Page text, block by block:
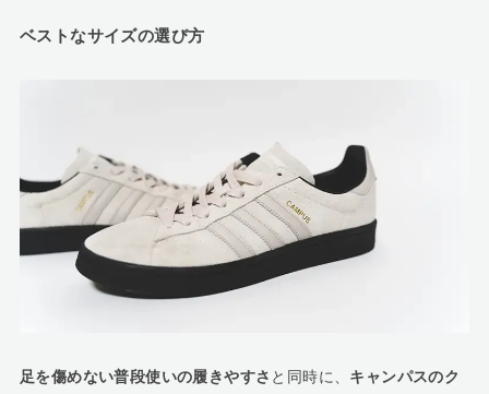
ベストなサイズの選び方
足を傷めない普段使いの履きやすさ と同時に、 キャンパスのク